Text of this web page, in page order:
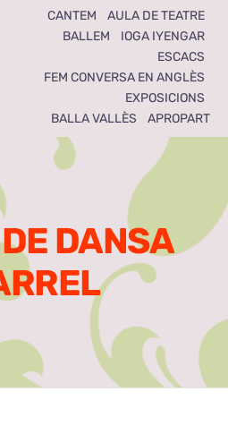
Toggle
Notícies
som tots
CANTEM
AULA DE TEATRE
BALLEM
IOGA IYENGAR
ESCACS
FEM CONVERSA EN ANGLÈS
EXPOSICIONS
BALLA VALLÈS
APROPART
DANSA